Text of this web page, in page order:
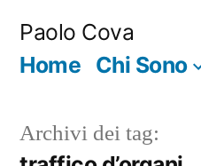
Paolo Cova
Home Chi Sono
Archivi dei tag: